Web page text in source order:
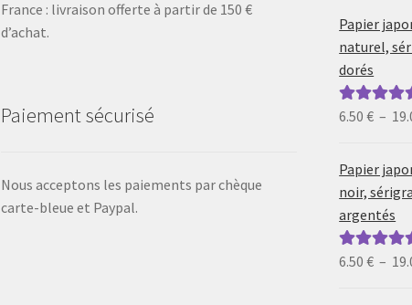
France : livraison offerte à partir de 150 €
d’achat.
Paiement sécurisé
Nous acceptons les paiements par chèque
carte-bleue et Paypal.
Papier
naturel,
dorés
Note5.00
6.50€ –
Papier
noir,
argentés
Note5.00
6.50€ –